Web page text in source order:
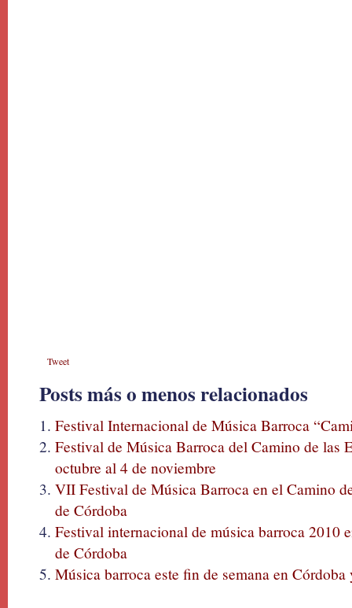
Tweet
Posts más o menos relacionados
Festival Internacional de Música Barroca
Festival de Música Barroca del Camino de las
octubre al 4 de noviembre
VII Festival de Música Barroca en el Camino
de Córdoba
Festival internacional de música barroca 2010
de Córdoba
Música barroca este fin de semana en